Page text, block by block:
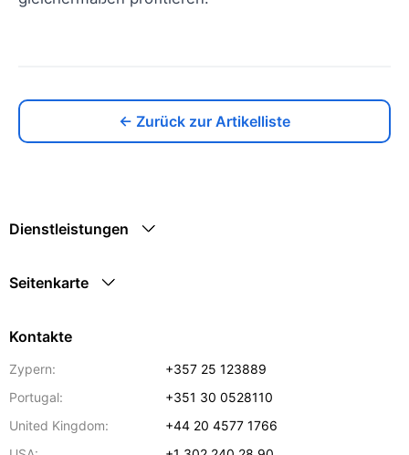
← Zurück zur Artikelliste
Dienstleistungen
Seitenkarte
Kontakte
Zypern:
+357 25 123889
Portugal:
+351 30 0528110
United Kingdom:
+44 20 4577 1766